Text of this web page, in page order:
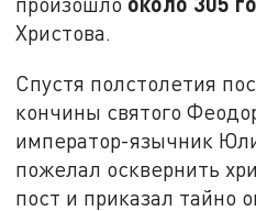
Христова.
Спустя полстолетия
кончины святого
император-язычник
пожелал осквернить
пост и приказал тайно